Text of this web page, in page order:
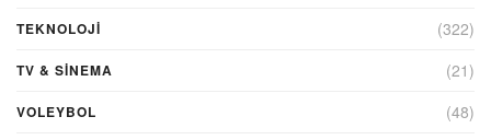
TEKNOLOJİ (322)
TV & SINEMA (21)
VOLEYBOL (48)